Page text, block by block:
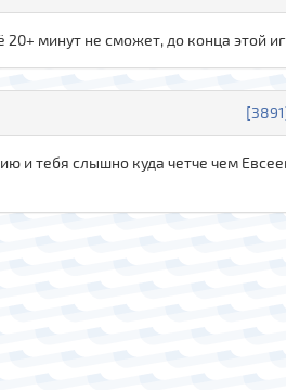
минут не сможет, до конца этой
и тебя слышно куда четче чем